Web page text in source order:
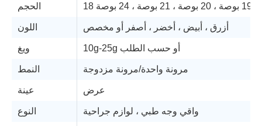
الحجم
اللون أزرق ، أبيض ، أخضر ، أصفر أو مخصص
ويغ 10g-25g أو حسب الطلب
النمط مرونة واحدة/مرونة مزدوجة
عينة عرض
النوع واقي وجه طبي ، لوازم جراحية